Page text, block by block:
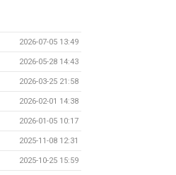
2026-07-05 13:49
2026-05-28 14:43
2026-03-25 21:58
2026-02-01 14:38
2026-01-05 10:17
2025-11-08 12:31
2025-10-25 15:59